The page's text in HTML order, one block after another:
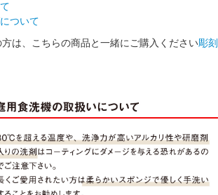
ついて
は、こちらの商品と一緒にご購入ください彫刻